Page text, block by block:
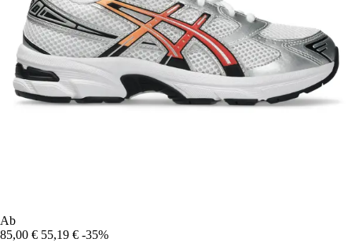
Ab
85,00 € 55,19 € -35%